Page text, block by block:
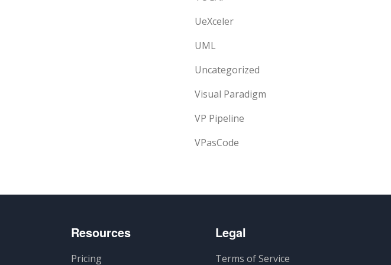
UeXceler
UML
Uncategorized
Visual Paradigm
VP Pipeline
VPasCode
Resources
Pricing
Legal
Terms of Service